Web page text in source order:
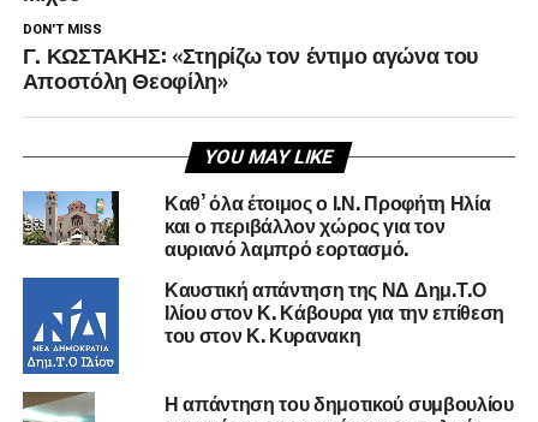
DON'T MISS
Γ. ΚΩΣΤΑΚΗΣ: «Στηρίζω τον έντιμο αγώνα του
Αποστόλη Θεοφίλη»
YOU MAY LIKE
Καθ’ όλα έτοιμος ο Ι.Ν. Προφήτη Ηλία
και ο περιβάλλον χώρος για τον
αυριανό λαμπρό εορτασμό.
Καυστική απάντηση της ΝΔ Δημ.Τ.Ο
Ιλίου στον Κ. Κάβουρα για την επίθεση
του στον Κ. Κυρανακη
Η απάντηση του δημοτικού συμβουλίου